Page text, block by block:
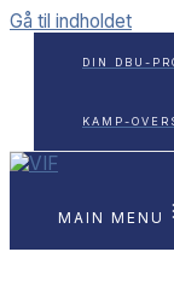
Gå til indholdet
DIN DBU-
KAMP-
MAIN MENU